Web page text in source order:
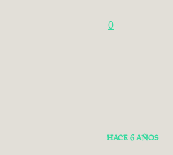
0
HACE 6 AÑOS